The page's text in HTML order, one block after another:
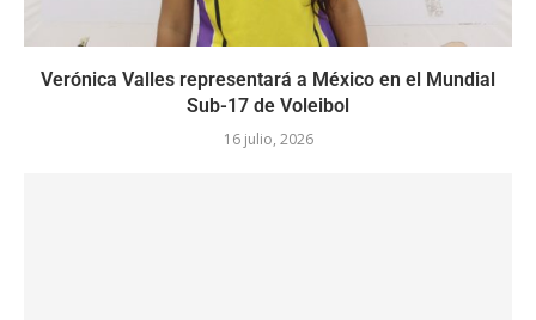
Verónica Valles representará a México en el Mundial
Sub-17 de Voleibol
16 julio, 2026